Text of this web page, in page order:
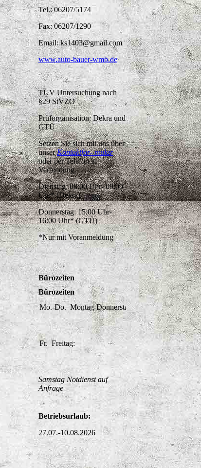
Tel.: 06207/5174
Fax: 06207/1290
Email: ks1403@gmail.com
www.auto-bauer-wmb.de
TÜV Untersuchung nach
§29 StVZO
Prüforganisation: Dekra und
GTÜ
Setzen Sie sich mit uns über
unserKontaktfor- mular
oder per Telefon in
Verbindung.
Dienstag: 08:00 Uhr- 09:00
Uhr* (Dekra)
Donnerstag: 15:00 Uhr-
16:00 Uhr* (GTÜ)
*Nur mit Voranmeldung
Bürozeiten
Bürozeiten
Mo.-Do.Montag-Donnerstag:08:00-
12:00
13:00-
17:00
Fr.Freitag:
08:00-
13:00
Samstag Notdienst auf
Anfrage
Betriebsurlaub:
27.07.-10.08.2026